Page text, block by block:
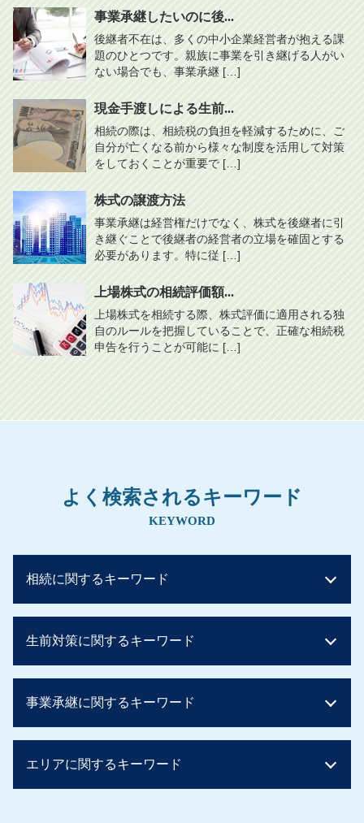
事業承継したいのに後...
後継者不在は、多くの中小企業経営者が抱える課
題のひとつです。親族に事業を引き継げる人がい
ない場合でも、事業承継 […]
現金手渡しによる生前...
相続の際は、相続税の負担を軽減するために、ご
自分が亡くなる前から様々な制度を活用して対策
をしておくことが重要で […]
株式の譲渡方法
事業承継は経営権だけでなく、株式を後継者に引
き継ぐことで後継者の経営者の立場を確固とする
必要があります。特に従 […]
上場株式の相続評価額...
上場株式を相続する際、株式評価に適用される独
自のルールを把握していることで、正確な相続税
申告を行うことが可能に […]
よく検索されるキーワード
KEYWORD
相続に関するキーワード
相続税 配偶者控除
相続税早見表 改正
相続税 申告
相続税 基礎控除 生命保険
相続税 控除対象
生前対策に関するキーワード
贈与税 タンス預金
生前贈与 住宅
子から親への贈与 税率
事業承継に関するキーワード
事業承継税制 特例承継計画
事業承継 個人
エリアに関するキーワード